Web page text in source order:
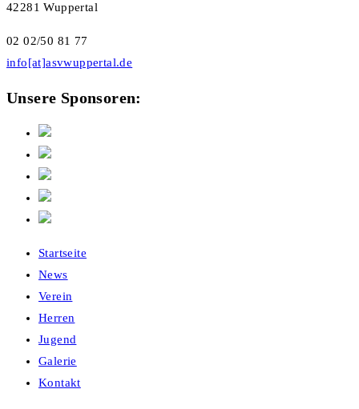
42281 Wuppertal
02 02/50 81 77
info[at]asvwuppertal.de
Unsere Sponsoren:
Startseite
News
Verein
Herren
Jugend
Galerie
Kontakt